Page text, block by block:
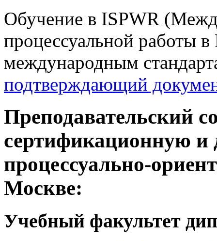
Обучение в ISPWR
процессуальной работы в
международным
подтверждающий
Преподавательский
сертификационную
процессуально-
Москве:
Учебный факультет